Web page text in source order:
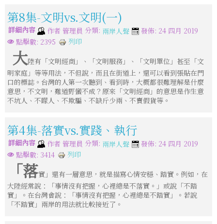
第8集-文明vs.文明(一)
詳細內容 作者 管理員 分類: 兩岸人聲
發佈: 24 四月 2019
點擊數: 2395
列印
大陸有「文明經商」、「文明服務」、「文明單位」甚至「文
明家庭」等等用法，不但說，而且在街道上，還可以看到張貼在門
口的標誌。台灣的人第一次聽到、看到時，大概都很難理解是什麼
意思，不文明，難道野蠻不成？原來「文明經商」的意思是作生意
不坑人、不矇人、不欺騙、不缺斤少兩、不賣假貨等。
第4集-落實vs.實踐、執行
詳細內容 作者 管理員 分類: 兩岸人聲
發佈: 24 四月 2019
點擊數: 3414
列印
「落實」還有一層意思，就是描寫心情安穩、踏實。例如，在
大陸經常說：「事情沒有把握，心裡總是不落實。」或說「不踏
實」。在台灣會說：「事情沒有把握，心裡總是不踏實」。若說
「不踏實」兩岸的用法就比較接近了。